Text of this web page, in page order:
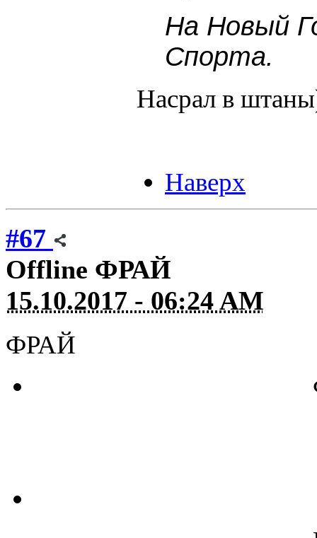
На Новый
Спорта.
Насрал в
Наверх
#67
Offline ФРАЙ
15.10.2017 - 06:24 AM
ФРАЙ